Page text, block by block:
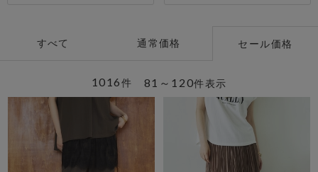
すべて 通常価格 セール価格
81～120件表示
1016件